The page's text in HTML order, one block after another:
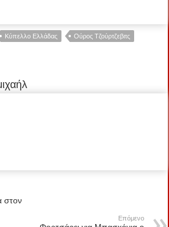
Κύπελλο Ελλάδας
Ούρος Τζούρτζεβιτς
στον
Επόμενο